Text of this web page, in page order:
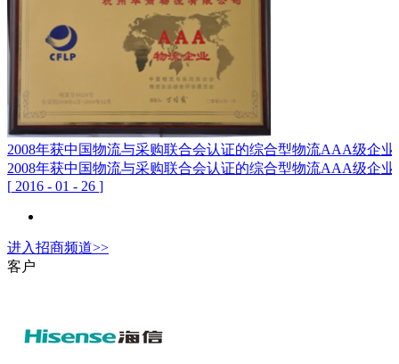
2008年获中国物流与采购联合会认证的综合型物流AAA级企业
2008年获中国物流与采购联合会认证的综合型物流AAA级企业
[ 2016 - 01 - 26 ]
进入招商频道>>
客户